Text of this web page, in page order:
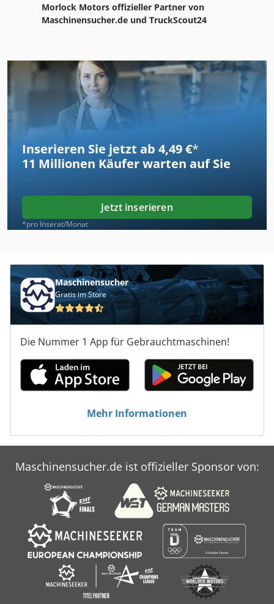
Morlock Motors offizieller Partner von
Maschinensucher.de und TruckScout24
Inserieren Sie jetzt ab 4,49 €*
11 Millionen Käufer warten auf Sie
Jetzt inserieren
*pro Inserat/Monat
Maschinensucher
Gratis im Store
Die Nummer 1 App für Gebrauchtmaschinen!
Mehr Informationen
Maschinensucher.de ist offizieller Sponsor von: